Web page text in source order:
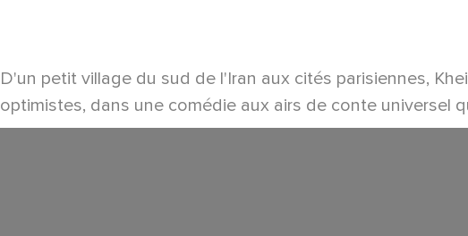
D'un petit village du sud de l'Iran aux cités parisiennes,
optimistes, dans une comédie aux airs de conte universel